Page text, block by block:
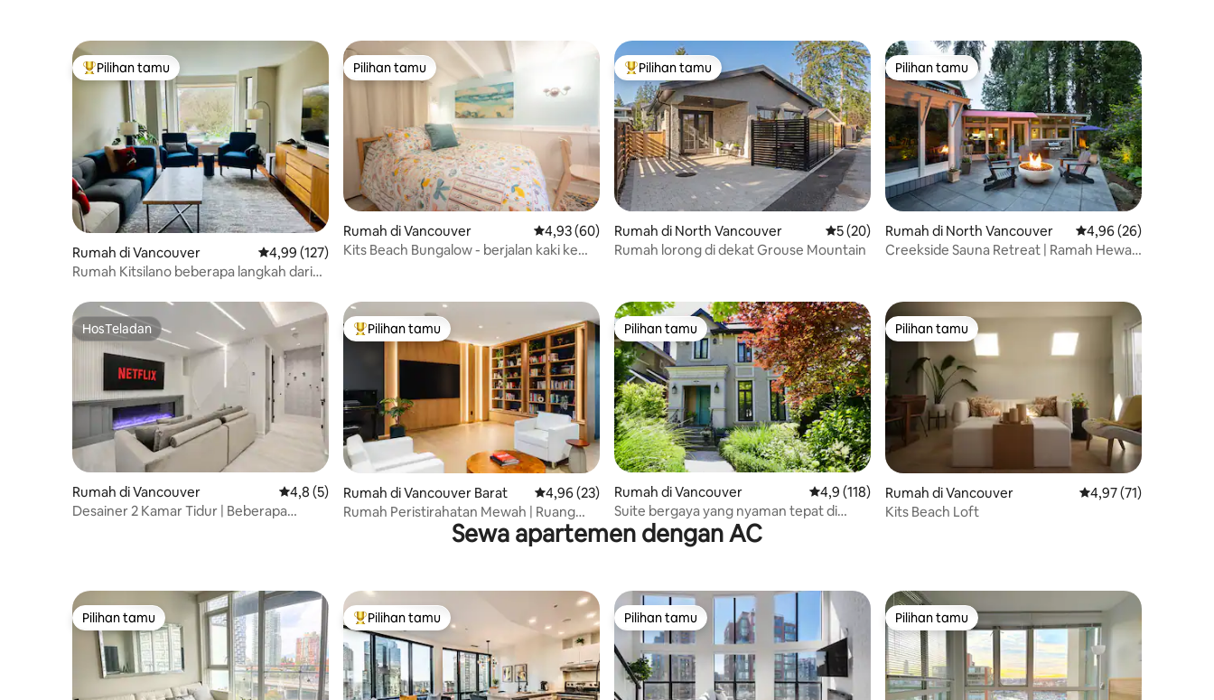
Pilihan tamu terpopuler
Pilihan tamu
Rumah di Vancouver Nilai rata-rata 4,99 dari 5, 127 ulasan
4,99 (127)
Rumah Kitsilano beberapa langkah dari
Pilihan tamu
Pilihan tamu
Rumah di Vancouver Nilai rata-rata 4,93 dari 5, 60 ulasan
4,93 (60)
Kits Beach Bungalow - berjalan kaki ke
Pilihan tamu terpopuler
Pilihan tamu
Rumah di North Vancouver Nilai rata-rata 5 dari 5, 20 ulasan
5 (20)
Rumah lorong di dekat Grouse Mountain
Pilihan tamu
Pilihan tamu
Rumah di North Vancouver Nilai rata-rata 4,96
4,96 (26)
Creekside Sauna Retreat | Ramah Hewan
HosTeladan
HosTeladan
Rumah di Vancouver Nilai rata-rata 4,8 dari 5, 5 ulasan
4,8 (5)
Desainer 2 Kamar Tidur | Beberapa
Pilihan tamu terpopuler
Pilihan tamu
Rumah di Vancouver Barat Nilai rata-rata 4,96 dari 5, 23 ulasan
4,96 (23)
Rumah Peristirahatan Mewah | Ruang
Uap, Sauna, & Bioskop Pribadi
Pilihan tamu
Pilihan tamu
Rumah di Vancouver Nilai rata-rata 4,9 dari 5, 118 ulasan
4,9 (118)
Suite bergaya yang nyaman tepat di
samping UBC
Pilihan tamu
Pilihan tamu
Rumah di Vancouver Nilai rata-rata 4,97
4,97 (71)
Kits Beach Loft
Sewa apartemen dengan AC
Pilihan tamu
Pilihan tamu Pilihan tamu terpopuler
Pilihan tamu Pilihan tamu
Pilihan tamu Pilihan tamu
Pilihan tamu